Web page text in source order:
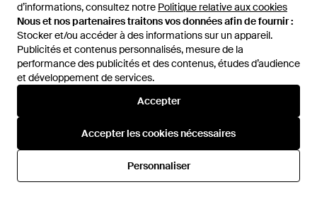
d’informations, consultez notre Politique relative aux cookies
Nous et nos partenaires traitons vos données afin de fournir :
Stocker et/ou accéder à des informations sur un appareil.
Publicités et contenus personnalisés, mesure de la
performance des publicités et des contenus, études d’audience
et développement de services.
Accepter
Accepter les cookies nécessaires
Personnaliser
d’informations, consultez notre Politique relative aux cookies
Nous et nos partenaires traitons vos données afin de fournir :
Stocker et/ou accéder à des informations sur un appareil.
Publicités et contenus personnalisés, mesure de la
performance des publicités et des contenus, études d’audience
et développement de services.
Accepter
Accepter les cookies nécessaires
Personnaliser